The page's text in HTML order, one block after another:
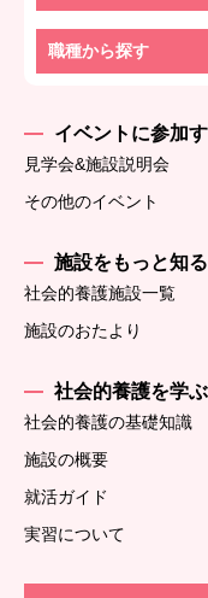
職種から探す
イベントに参加
見学会&施設説明会
その他のイベント
施設をもっと知る
社会的養護施設一覧
施設のおたより
社会的養護を学ぶ
社会的養護の基礎知識
施設の概要
就活ガイド
実習について